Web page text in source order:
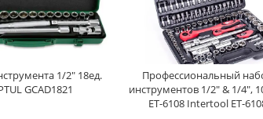
1/2" 18ед.
GCAD1821
Профессиональный
инструментов 1/2" & 1/4",
ET-6108 Intertool ET-